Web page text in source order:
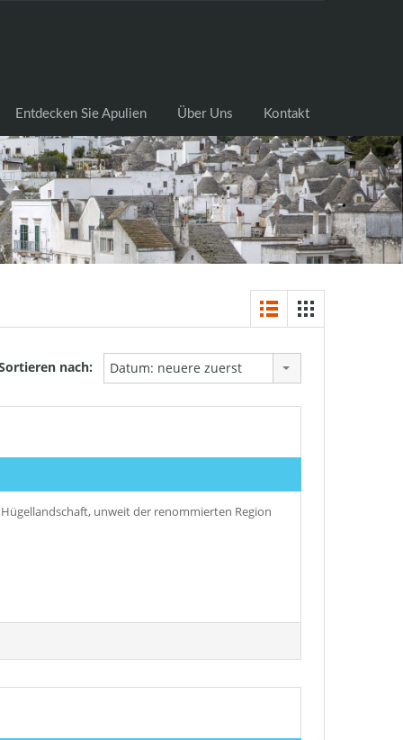
Entdecken Sie Apulien Über Uns Kontakt
nach: Datum: neuere zuerst
unweit der renommierten Region